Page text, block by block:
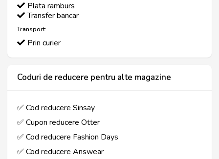
Plata ramburs
Transfer bancar
Transport:
Prin curier
Coduri de reducere pentru alte magazine
✅ Cod reducere Sinsay
✅ Cupon reducere Otter
✅ Cod reducere Fashion Days
✅ Cod reducere Answear